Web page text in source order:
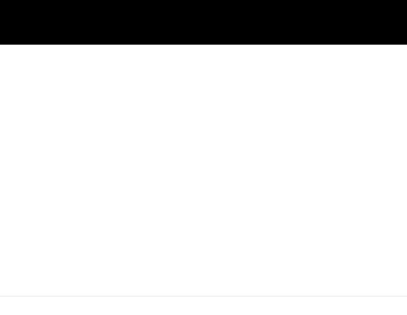
Vasco vence o